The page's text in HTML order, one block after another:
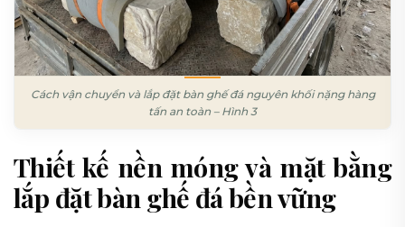
Cách vận chuyển và lắp đặt bàn ghế đá nguyên khối nặng hàng
tấn an toàn – Hình 3
Thiết kế nền móng và mặt bằng
lắp đặt bàn ghế đá bền vững